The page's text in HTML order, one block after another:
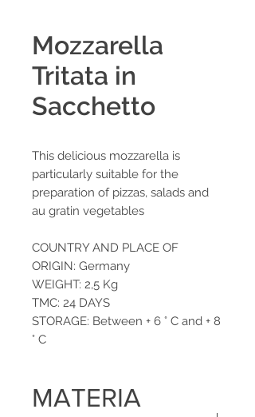
Mozzarella
Tritata in
Sacchetto
This delicious mozzarella is
particularly suitable for the
preparation of pizzas, salads and
au gratin vegetables
COUNTRY AND PLACE OF
ORIGIN: Germany
WEIGHT: 2,5 Kg
TMC: 24 DAYS
STORAGE: Between + 6 ° C and + 8
° C
MATERIA